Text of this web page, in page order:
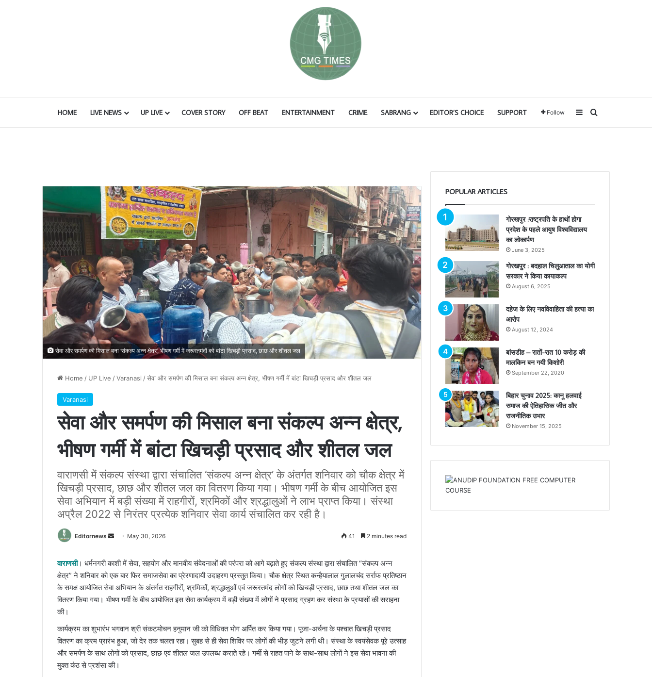
HOME LIVE NEWS UP LIVE COVER STORY OFF BEAT ENTERTAINMENT CRIME SABRANG EDITOR’S CHOICE SUPPORT Follow SidebarSearch for
सेवा और समर्पण की मिसाल बना ‘संकल्प अन्न क्षेत्र’, भीषण गर्मी में जरूरतमंदों को बांटा खिचड़ी प्रसाद, छाछ और शीतल जल
Home / UP Live /Varanasi /सेवा और समर्पण की मिसाल बना संकल्प अन्न क्षेत्र, भीषण गर्मी में बांटा खिचड़ी प्रसाद और शीतल जल
Varanasi
सेवा और समर्पण की मिसाल बना संकल्प अन्न क्षेत्र,
भीषण गर्मी में बांटा खिचड़ी प्रसाद और शीतल जल
वाराणसी में संकल्प संस्था द्वारा संचालित ‘संकल्प अन्न क्षेत्र’ के अंतर्गत शनिवार को चौक क्षेत्र में
खिचड़ी प्रसाद, छाछ और शीतल जल का वितरण किया गया। भीषण गर्मी के बीच आयोजित इस
सेवा अभियान में बड़ी संख्या में राहगीरों, श्रमिकों और श्रद्धालुओं ने लाभ प्राप्त किया। संस्था
अप्रैल 2022 से निरंतर प्रत्येक शनिवार सेवा कार्य संचालित कर रही है।
Editornews
Send
email
May 30, 2026 41 2 minutes read
वाराणसी। धर्मनगरी काशी में सेवा, सहयोग और मानवीय संवेदनाओं की परंपरा को आगे बढ़ाते हुए संकल्प संस्था द्वारा संचालित “संकल्प अन्न
क्षेत्र” ने शनिवार को एक बार फिर समाजसेवा का प्रेरणादायी उदाहरण प्रस्तुत किया। चौक क्षेत्र स्थित कन्हैयालाल गुलालचंद सर्राफ प्रतिष्ठान
के समक्ष आयोजित सेवा अभियान के अंतर्गत राहगीरों, श्रमिकों, श्रद्धालुओं एवं जरूरतमंद लोगों को खिचड़ी प्रसाद, छाछ तथा शीतल जल का
वितरण किया गया। भीषण गर्मी के बीच आयोजित इस सेवा कार्यक्रम में बड़ी संख्या में लोगों ने प्रसाद ग्रहण कर संस्था के प्रयासों की सराहना
की।
कार्यक्रम का शुभारंभ भगवान श्री संकटमोचन हनुमान जी को विधिवत भोग अर्पित कर किया गया। पूजा-अर्चना के पश्चात खिचड़ी प्रसाद
वितरण का क्रम प्रारंभ हुआ, जो देर तक चलता रहा। सुबह से ही सेवा शिविर पर लोगों की भीड़ जुटने लगी थी। संस्था के स्वयंसेवक पूरे उत्साह
और समर्पण के साथ लोगों को प्रसाद, छाछ एवं शीतल जल उपलब्ध कराते रहे। गर्मी से राहत पाने के साथ-साथ लोगों ने इस सेवा भावना की
मुक्त कंठ से प्रशंसा की।
POPULAR ARTICLES
गोरखपुर :राष्ट्रपति के हाथों होगा
प्रदेश के पहले आयुष विश्वविद्यालय
का लोकार्पण
June 3, 2025
गोरखपुर : बदहाल चिलुआताल का योगी
सरकार ने किया कायाकल्प
August 6, 2025
दहेज के लिए नवविवाहिता की हत्या का
आरोप
August 12, 2024
बांसडीह – रातों-रात 10 करोड़ की
मालकिन बन गयी किशोरी
September 22, 2020
बिहार चुनाव 2025: कानू हलवाई
समाज की ऐतिहासिक जीत और
राजनीतिक उभार
November 15, 2025